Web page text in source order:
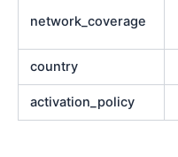
network_coverage
country
activation_policy